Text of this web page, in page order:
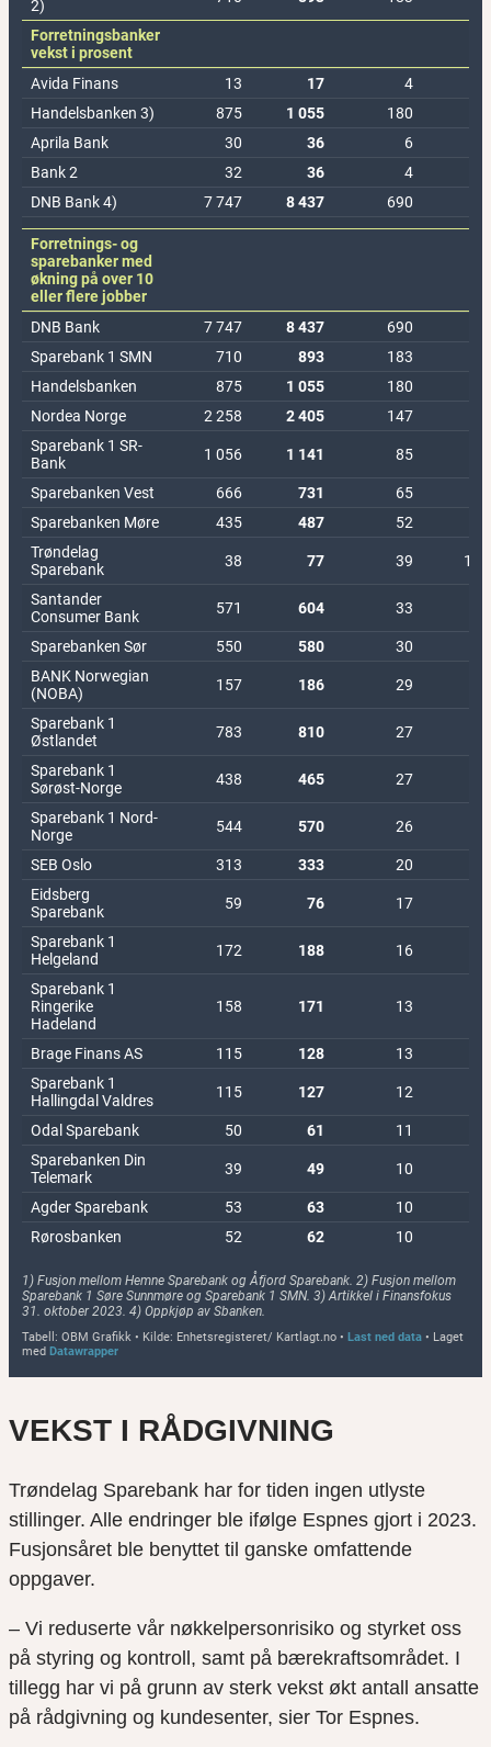
VEKST I RÅDGIVNING
Trøndelag Sparebank har for tiden ingen utlyste
stillinger. Alle endringer ble ifølge Espnes gjort i 2023.
Fusjonsåret ble benyttet til ganske omfattende
oppgaver.
– Vi reduserte vår nøkkelpersonrisiko og styrket oss
på styring og kontroll, samt på bærekraftsområdet. I
tillegg har vi på grunn av sterk vekst økt antall ansatte
på rådgivning og kundesenter, sier Tor Espnes.